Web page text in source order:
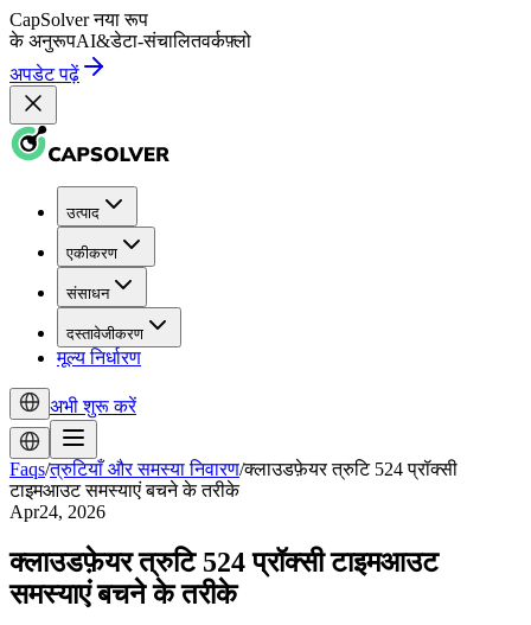
CapSolver नया रूप
के अनुरूपAI&डेटा-संचालितवर्कफ़्लो
अपडेट पढ़ें
उत्पाद
एकीकरण
संसाधन
दस्तावेजीकरण
मूल्य निर्धारण
अभी शुरू करें
Faqs/त्रुटियाँ और समस्या निवारण/क्लाउडफ़ेयर त्रुटि 524 प्रॉक्सी
टाइमआउट समस्याएं बचने के तरीके
Apr24, 2026
क्लाउडफ़ेयर त्रुटि 524 प्रॉक्सी टाइमआउट
समस्याएं बचने के तरीके